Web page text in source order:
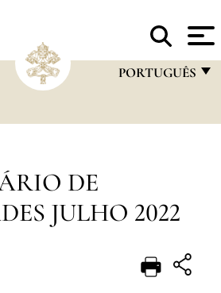
PORTUGUÊS
DEUTSCH
DE
JULHO 2022